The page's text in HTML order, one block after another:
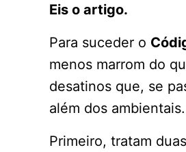
Eis o artigo.
Para suceder o
menos marrom do
desatinos que, se
além dos ambientais.
Primeiro, tratam